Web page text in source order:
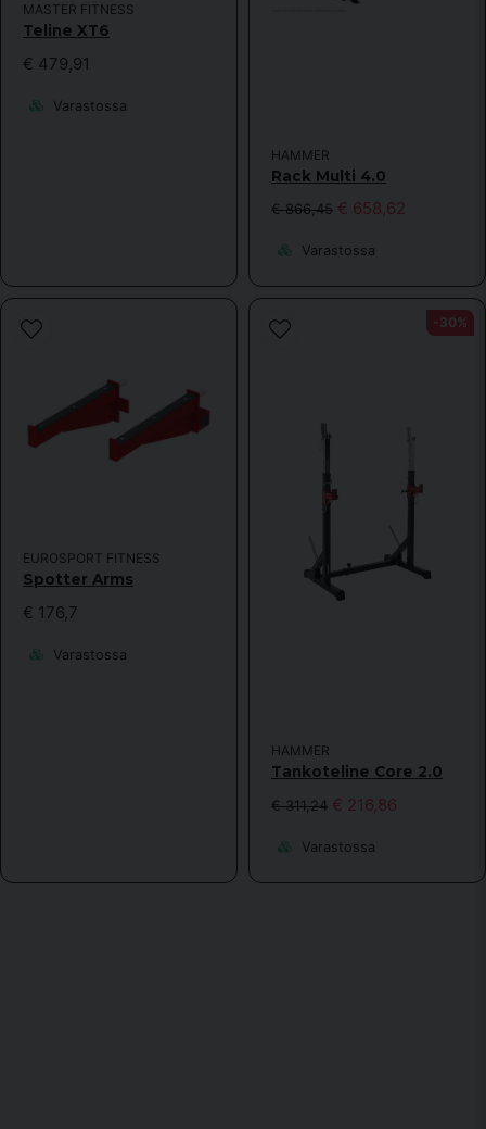
MASTER FITNESS
Teline XT6
€ 479,91
Varastossa
HAMMER
Rack Multi 4.0
€ 866,45 € 658,62
Varastossa
EUROSPORT FITNESS
Spotter Arms
€ 176,7
Varastossa
HAMMER
Tankoteline Core 2.0
€ 311,24 € 216,86
Varastossa
-30%